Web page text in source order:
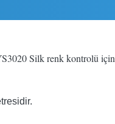
Silk renk kontrolü için